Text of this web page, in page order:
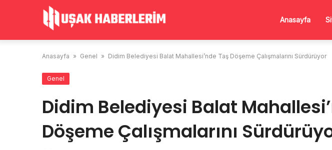
Anasayfa
Anasayfa » Genel » Didim Belediyesi Balat Mahallesi’nde Taş Döşeme Çalışmalarını Sürdürüyor
Genel
Didim Belediyesi Balat
Döşeme Çalışmalarını